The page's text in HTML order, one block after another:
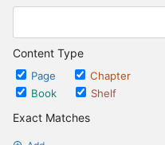
Content Type
Page
Chapter
Book
Shelf
Exact Matches